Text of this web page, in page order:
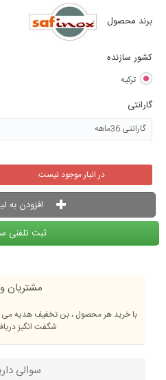
برند محصول
کشور سازنده
ترکیه
گارانتی
گارانتی 36ماهه
در انبار موجود نیست
افزودن به
ثبت تلفنی
مشتریان
با خرید هر محصول ، بن تخفیف هدیه می
شگفت انگیز
سوالی